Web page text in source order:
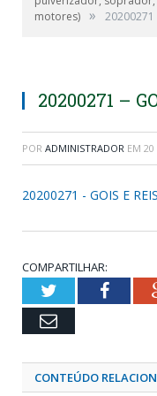
motores) » 20200271
20200271 –
POR ADMINISTRADOR EM 20
20200271 - GOIS E
COMPARTILHAR:
Twitter
Email
CONTEÚDO